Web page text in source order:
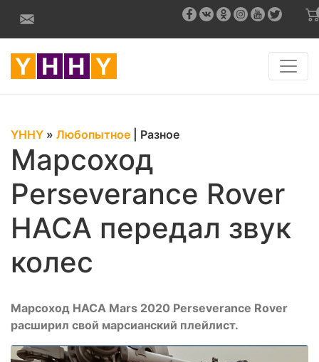
YHHY » Любопытное Разное
Марсоход
Perseverance Rover
НАСА передал звук
колес
Марсоход НАСА Mars 2020 Perseverance Rover
расширил свой марсианский плейлист.